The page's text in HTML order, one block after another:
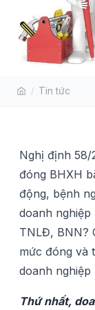
DOANH
Tin tức
Nghị định 58/
đóng BHXH
động, bệnh
doanh
TNLĐ, BNN?
mức đóng và
doanh nghiệp
Thứ nhất,